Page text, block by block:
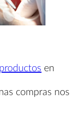
en
compras nos